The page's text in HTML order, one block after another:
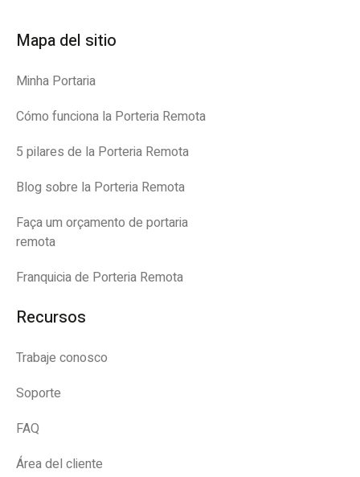
Mapa del sitio
Minha Portaria
Cómo funciona la Porteria Remota
5 pilares de la Porteria Remota
Blog sobre la Porteria Remota
Faça um orçamento de portaria
remota
Franquicia de Porteria Remota
Recursos
Trabaje conosco
Soporte
FAQ
Área del cliente